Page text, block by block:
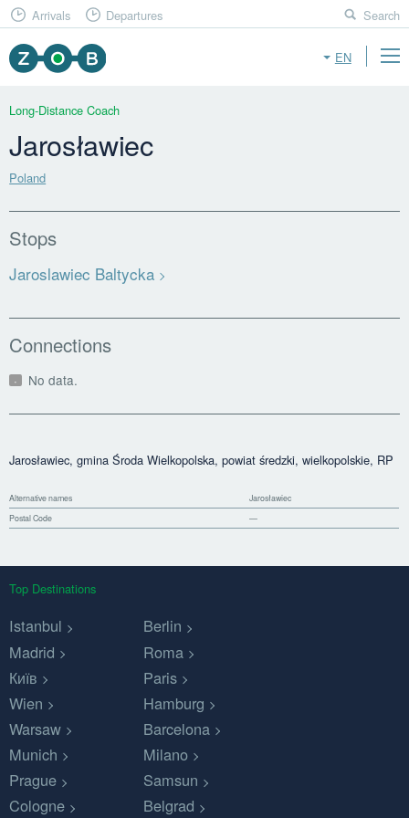
EN
Arrivals Departures Search
Long-Distance Coach
Jarosławiec
Poland
Stops
Jaroslawiec Baltycka
Connections
No data.
Jarosławiec, gmina Środa Wielkopolska, powiat średzki, wielkopolskie, RP
Alternative names
Jarosławiec
Postal Code
—
Top Destinations
Istanbul
Berlin
Madrid
Roma
Київ
Paris
Wien
Hamburg
Warsaw
Barcelona
Munich
Milano
Prague
Samsun
Cologne
Belgrad